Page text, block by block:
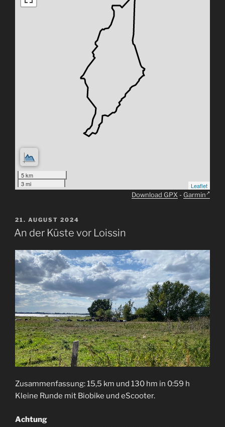
5 km
3 mi
Leaflet
Download GPX - Garmin
VERÖFFENTLICHT
AM
21. AUGUST 2024
An der Küste vor Loissin
Zusammenfassung: 15,5 km und 130 hm in 0:59 h
Kleine Runde mit Biobike und eScooter.
Achtung